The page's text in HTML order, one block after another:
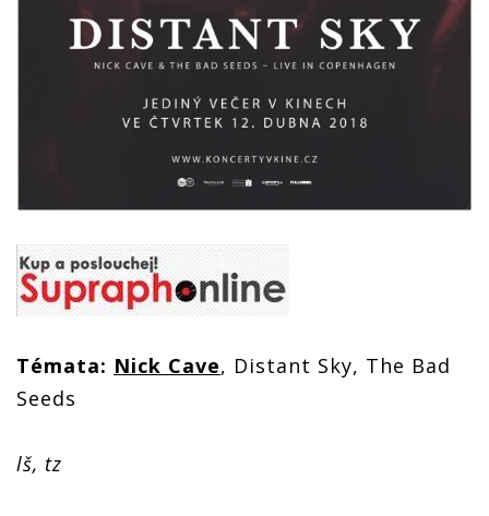
Témata: Nick Cave, Distant Sky, The Bad
Seeds
lš, tz